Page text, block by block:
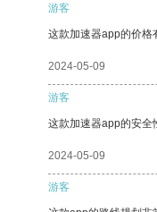
游客
这款加速器app的价格
2024-05-09
游客
这款加速器app的安全
2024-05-09
游客